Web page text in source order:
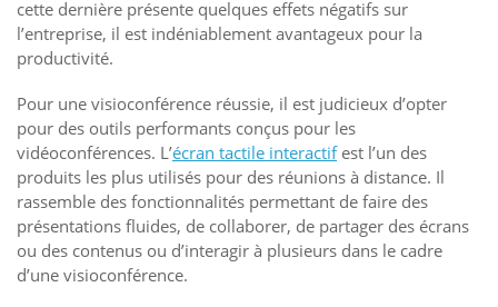
cette dernière présente quelques effets négatifs sur
l’entreprise, il est indéniablement avantageux pour la
productivité.
Pour une visioconférence réussie, il est judicieux d’opter
pour des outils performants conçus pour les
vidéoconférences. L’écran tactile interactifest l’un des
produits les plus utilisés pour des réunions à distance. Il
rassemble des fonctionnalités permettant de faire des
présentations fluides, de collaborer, de partager des écrans
ou des contenus ou d’interagir à plusieurs dans le cadre
d’une visioconférence.